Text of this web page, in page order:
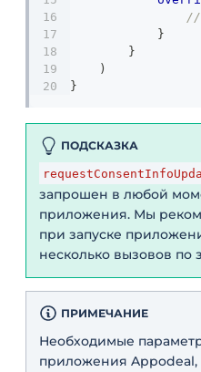
//
}
}
)
}
ПОДСКАЗКА
запрошен в любой
приложения. Мы
при запуске
несколько вызовов по
ПРИМЕЧАНИЕ
Необходимые
приложения Appodeal,